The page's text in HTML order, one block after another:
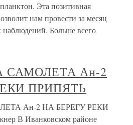
Эта позитивная
нам провести за месяц
Больше всего
САМОЛЕТА Ан-2
ПРИПЯТЬ
Ан-2 НА БЕРЕГУ РЕКИ
В Иванковском районе